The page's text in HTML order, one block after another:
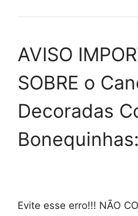
AVISO
SOBRE o
Decoradas
Bonequinhas:
Evite esse erro!!! NÃO